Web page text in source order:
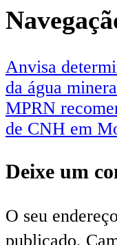
Anvisa
da água
MPRN
de CNH em
Deixe um
O seu
publicado.